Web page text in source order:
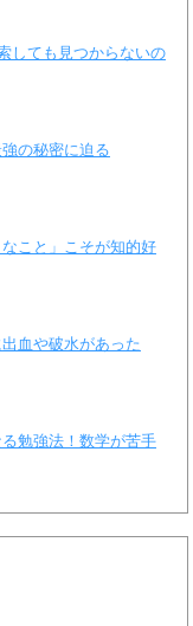
しても見つからないの
の秘密に迫る
こと」こそが知的好
血や破水があった
る勉強法！数学が苦手